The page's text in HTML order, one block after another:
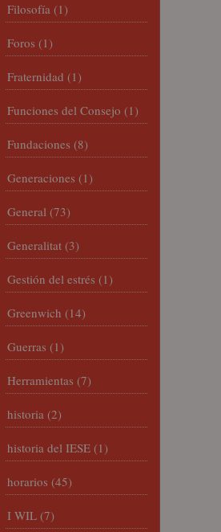
Filosofía (1)
Foros (1)
Fraternidad (1)
Funciones del Consejo (1)
Fundaciones (8)
Generaciones (1)
General (73)
Generalitat (3)
Gestión del estrés (1)
Greenwich (14)
Guerras (1)
Herramientas (7)
historia (2)
historia del IESE (1)
horarios (45)
I WIL (7)